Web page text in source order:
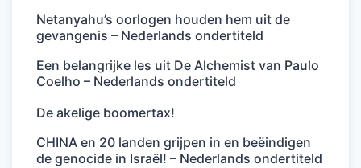
Netanyahu’s oorlogen houden hem uit de
gevangenis – Nederlands ondertiteld
Een belangrijke les uit De Alchemist van Paulo
Coelho – Nederlands ondertiteld
De akelige boomertax!
CHINA en 20 landen grijpen in en beëindigen
de genocide in Israël! – Nederlands ondertiteld